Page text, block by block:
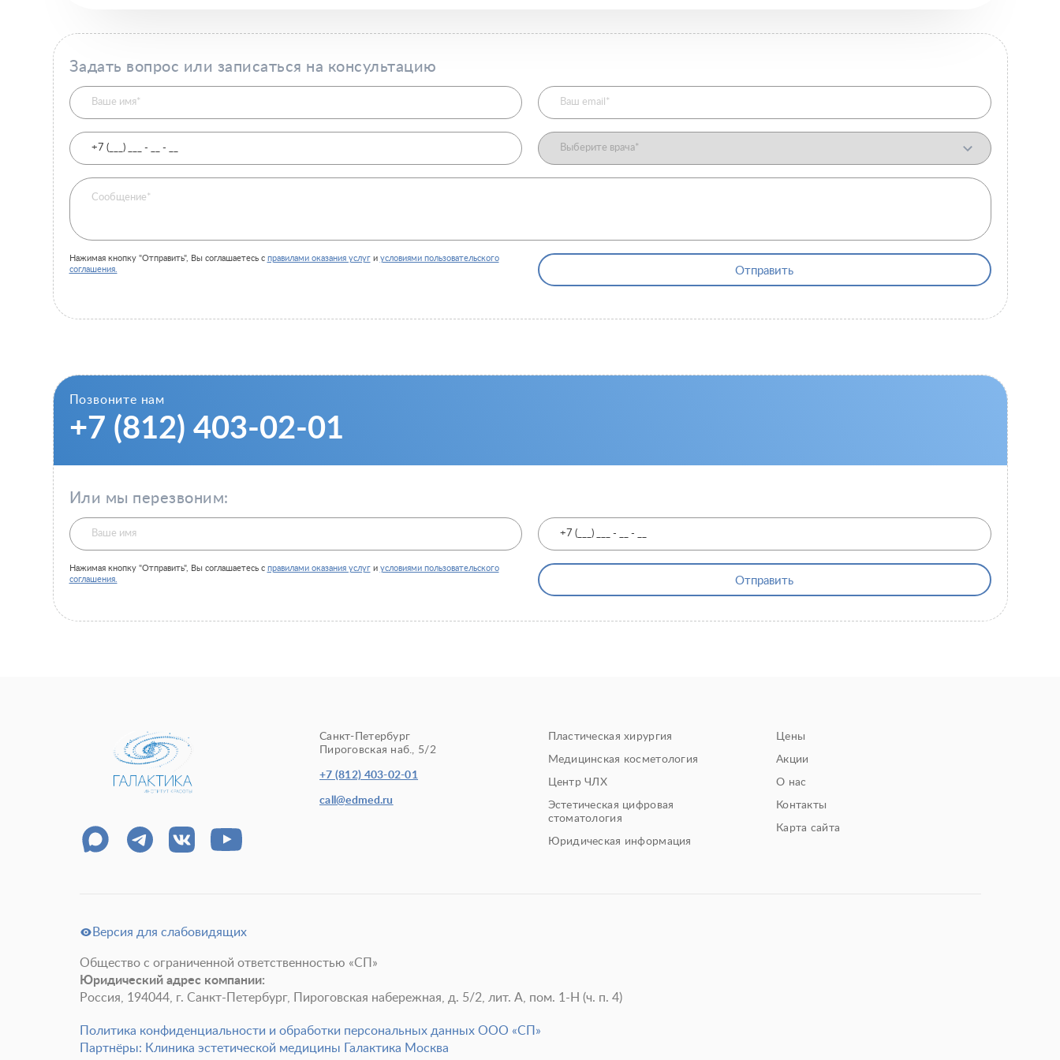
Задать вопрос или записаться на консультацию
Нажимая кнопку "Отправить", Вы соглашаетесь с правилами оказания услуги условиями пользовательского
соглашения.
Отправить
Позвоните нам
+7 (812) 403-02-01
Или мы перезвоним:
Нажимая кнопку "Отправить", Вы соглашаетесь с правилами оказания услуги условиями пользовательского
соглашения.
Отправить
Санкт-Петербург
Пироговская наб., 5/2
+7 (812) 403-02-01
call@edmed.ru
Пластическая хирургия
Медицинская косметология
Центр ЧЛХ
Эстетическая цифровая
стоматология
Юридическая информация
Цены
Акции
О нас
Контакты
Карта сайта
Версия для слабовидящих
Общество с ограниченной ответственностью «СП»
Юридический адрес компании:
Россия, 194044, г. Санкт-Петербург, Пироговская набережная, д. 5/2, лит. А, пом. 1-Н (ч. п. 4)
Политика конфиденциальности и обработки персональных данных ООО «СП»
Партнёры: Клиника эстетической медицины Галактика Москва